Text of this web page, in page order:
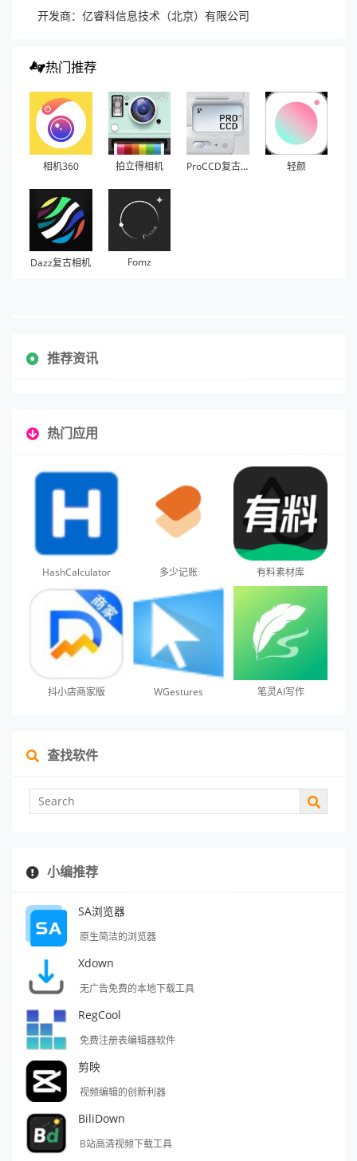
开发商：亿睿科信息技术（北京）有限公司
热门推荐
相机360 拍立得相机 ProCCD复古胶片相机 轻颜
Dazz复古相机 Fomz
推荐资讯
热门应用
HashCalculator 多少记账 有料素材库
抖小店商家版 WGestures 笔灵AI写作
查找软件
小编推荐
SA浏览器
原生简洁的浏览器
Xdown
无广告免费的本地下载工具
RegCool
免费注册表编辑器软件
剪映
视频编辑的创新利器
BiliDown
B站高清视频下载工具